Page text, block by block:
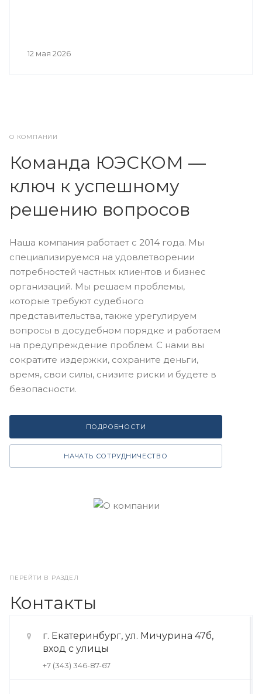
12 мая 2026
О КОМПАНИИ
Команда ЮЭСКОМ —
ключ к успешному
решению вопросов
Наша компания работает с 2014 года. Мы
специализируемся на удовлетворении
потребностей частных клиентов и бизнес
организаций. Мы решаем проблемы,
которые требуют судебного
представительства, также урегулируем
вопросы в досудебном порядке и работаем
на предупреждение проблем. С нами вы
сократите издержки, сохраните деньги,
время, свои силы, снизите риски и будете в
безопасности.
ПОДРОБНОСТИ
НАЧАТЬ СОТРУДНИЧЕСТВО
ПЕРЕЙТИ В РАЗДЕЛ
Контакты
г. Екатеринбург, ул. Мичурина 47б,
вход с улицы
+7 (343) 346-87-67